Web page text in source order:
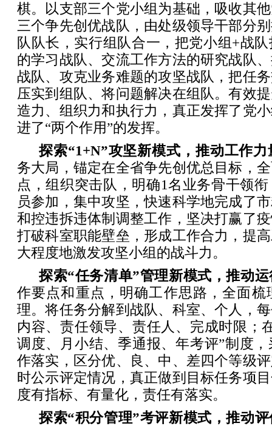
棋。以支部三个党小组为基础，吸收其
三个争先创优战队，由处级领导干部分
队队长，实行组队合一，把党小组+战
的学习战队、交流工作方法的研究战队
战队、攻克业务难题的攻坚战队，把任
压实到组队、将问题解决在组队。有效
造力、组织力和执行力，真正发挥了党
进了“两个作用”的发挥。
探索“1+N”攻坚新模式，推动工作
务大局，锚定在全省争先创优总目标，
点，组织突击队，明确1名业务骨干领
员参加，集中攻坚，快速科学地完成了
和控违拆违体制调整工作，坚决打赢了
打破科室职能壁垒，形成工作合力，提
大程度地激发攻坚小组的战斗力。
探索“任务清单”管理新模式，推动
作要点和重点，明确工作思路，全面梳
理。将任务分解到战队、科室、个人，
内容、责任领导、责任人、完成时限；
调度、月小结、季通报、年考评”制度
作落实，区分优、良、中、差四个等级
时公示评定情况，真正做到目标任务项
度有指标、有量化，责任有落实。
探索“积分管理”考评新模式，推动